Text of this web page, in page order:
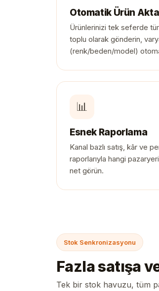
Otomatik Ürün
Ürünlerinizi tek seferde
toplu olarak gönderin,
(renk/beden/model)
📊
Esnek Raporlama
Kanal bazlı satış, kâr ve
raporlarıyla hangi
net görün.
Stok Senkronizasyonu
Fazla satışa
Tek bir stok havuzu, tüm